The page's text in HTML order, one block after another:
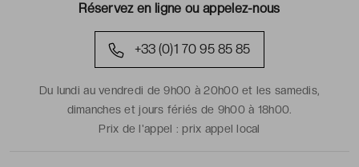
Réservez en ligne ou appelez-nous
+33 (0)1 70 95 85 85
Du lundi au vendredi de 9h00 à 20h00 et les samedis,
dimanches et jours fériés de 9h00 à 18h00.
Prix de l'appel :prix appel local